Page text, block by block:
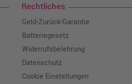
Rechtliches
Geld-Zurück-Garantie
Batteriegesetz
Widerrufsbelehrung
Datenschutz
Cookie Einstellungen